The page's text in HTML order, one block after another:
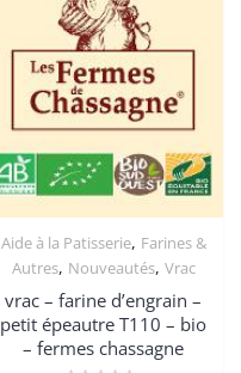
Aide à la Patisserie, Farines &
Autres, Nouveautés, Vrac
vrac – farine d’engrain –
petit épeautre T110 – bio
– fermes chassagne